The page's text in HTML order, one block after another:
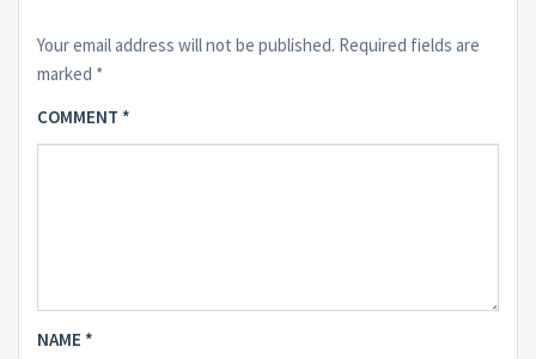
Your email address will not be published. Required fields are
marked *
COMMENT *
NAME *